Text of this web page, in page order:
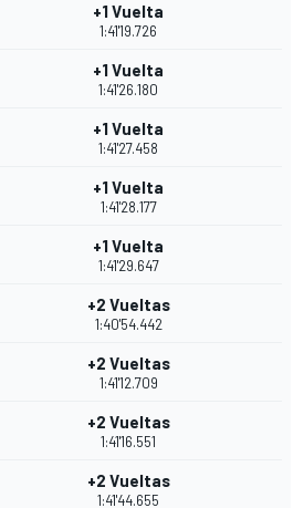
+1 Vuelta
1:41'19.726
+1 Vuelta
1:41'26.180
+1 Vuelta
1:41'27.458
+1 Vuelta
1:41'28.177
+1 Vuelta
1:41'29.647
+2 Vueltas
1:40'54.442
+2 Vueltas
1:41'12.709
+2 Vueltas
1:41'16.551
+2 Vueltas
1:41'44.655